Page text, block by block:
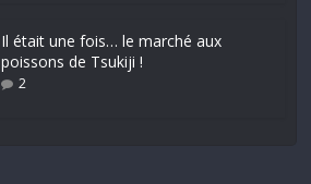
Il était une fois… le marché aux
poissons de Tsukiji !
2